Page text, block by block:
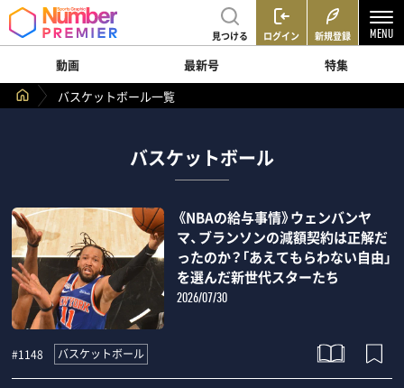
見つける ログイン 新規登録
動画 最新号
特集
バスケットボール一覧
バスケットボール
《NBAの給与事情》ウェンバンヤ
マ、ブランソンの減額契約は正解だ
ったのか？「あえてもらわない自由」
を選んだ新世代スターたち
2026/07/30
#1148 バスケットボール